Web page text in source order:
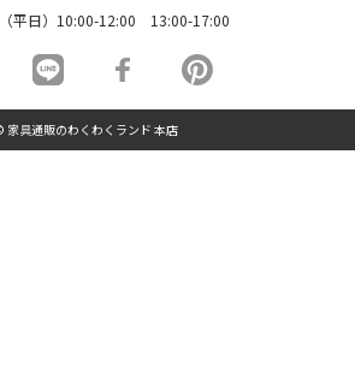
平日）10:00-12:00 13:00-17:00
家具通販のわくわくランド 本店